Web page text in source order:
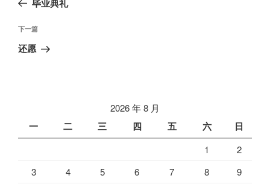
导
航
文
章
毕业典礼
下
一
下一篇
还愿
2026 年 8 月
一 二 三 四 五 六 日
1
2
3
4 5 6 7 8
9